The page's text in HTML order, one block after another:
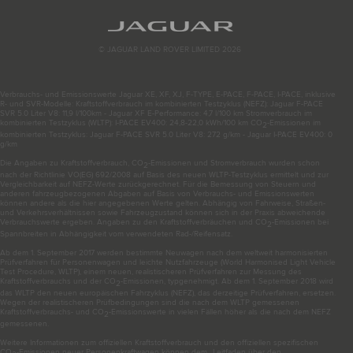
© JAGUAR LAND ROVER LIMITED 2026
Verbrauchs- und Emissionswerte Jaguar XE, XF, XJ, F-TYPE, E-PACE, F-PACE, I-PACE, inklusive
R- und SVR-Modelle: Kraftstoffverbrauch im kombinierten Testzyklus (NEFZ): Jaguar F-PACE
SVR 5.0 Liter V8: 11,9 l/100km - Jaguar XF E-Performance: 4,7 l/100 km Stromverbrauch im
kombinierten Testzyklus (WLTP): I-PACE EV400: 24,8-22,0 kWh/100 km CO 2
kombinierten Testzyklus: Jaguar F-PACE SVR 5.0 Liter V8: 272 g/km - Jaguar I-PACE EV400: 0
g/km
Die Angaben zu Kraftstoffverbrauch, CO 2
-Emissionen und Stromverbrauch wurden schon
nach der Richtlinie VO(EG) 692/2008 auf Basis des neuen WLTP-Testzyklus ermittelt und zur
Vergleichbarkeit auf NEFZ-Werte zurückgerechnet. Für die Bemessung von Steuern und
anderen fahrzeugbezogenen Abgaben auf Basis von Verbrauchs- und Emissionswerten
können andere als die hier angegebenen Werte gelten. Abhängig von Fahrweise, Straßen-
und Verkehrsverhältnissen sowie Fahrzeugzustand können sich in der Praxis abweichende
Verbrauchswerte ergeben. Angaben zu den Kraftstoffverbräuchen und CO 2
Spannbreiten in Abhängigkeit vom verwendeten Rad-/Reifensatz.
Ab dem 1. September 2017 werden bestimmte Neuwagen nach dem weltweit harmonisierten
Prüfverfahren für Personenwagen und leichte Nutzfahrzeuge (World Harmonised Light Vehicle
Test Procedure, WLTP), einem neuen, realistischeren Prüfverfahren zur Messung des
Kraftstoffverbrauchs und der CO 2
-Emissionen, typgenehmigt. Ab dem 1. September 2018 wird
das WLTP den neuen europäischen Fahrzyklus (NEFZ), das derzeitige Prüfverfahren, ersetzen.
Wegen der realistischeren Prüfbedingungen sind die nach dem WLTP gemessenen
Kraftstoffverbrauchs- und CO 2
-Emissionswerte in vielen Fällen höher als die nach dem NEFZ
Weitere Informationen zum offiziellen Kraftstoffverbrauch und den offiziellen spezifischen